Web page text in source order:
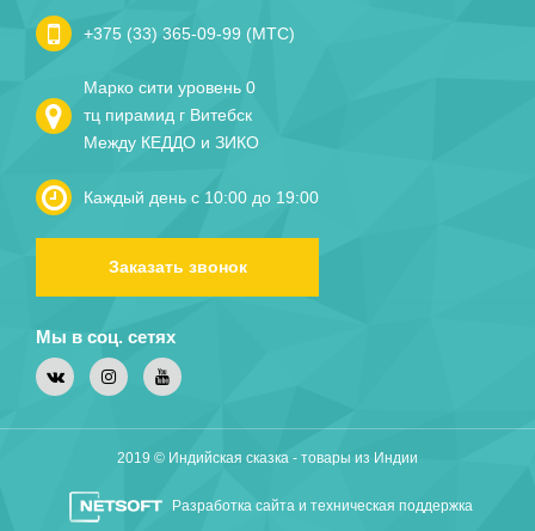
+375 (33) 365-09-99 (МТС)
Марко сити уровень 0
тц пирамид г Витебск
Между КЕДДО и ЗИКО
Каждый день с 10:00 до 19:00
Заказать звонок
Мы в соц. сетях
Разработка сайта и техническая поддержка
2019 © Индийская сказка - товары из Индии